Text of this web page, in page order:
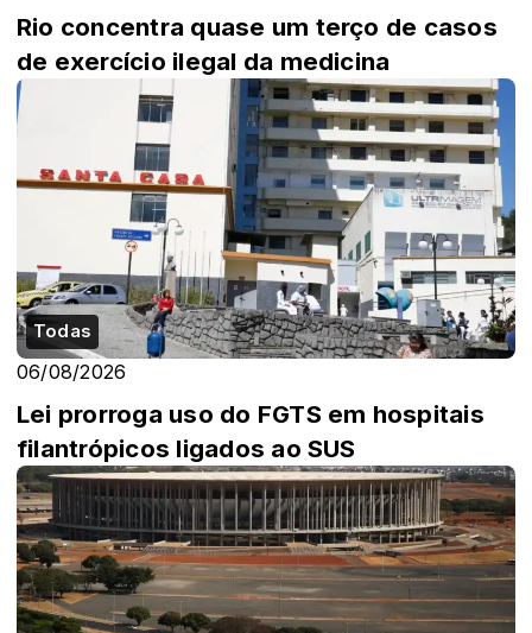
Rio concentra quase um terço de casos
de exercício ilegal da medicina
Todas
06/08/2026
Lei prorroga uso do FGTS em hospitais
filantrópicos ligados ao SUS